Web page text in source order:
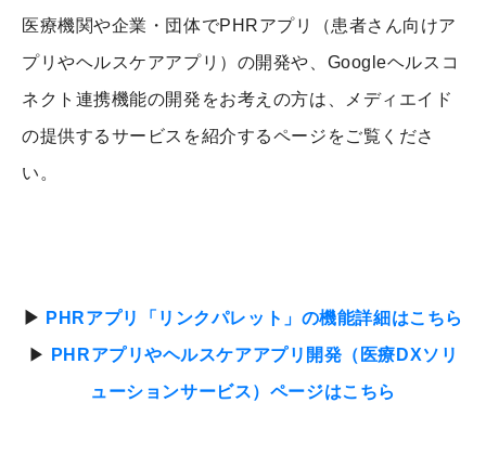
医療機関や企業・団体でPHRアプリ（患者さん向けア
プリやヘルスケアアプリ）の開発や、Googleヘルスコ
ネクト連携機能の開発をお考えの方は、メディエイド
の提供するサービスを紹介するページをご覧くださ
い。
▶ PHRアプリ「リンクパレット」の機能詳細はこちら
▶
PHRアプリやヘルスケアアプリ開発（医療DXソリ
ューションサービス）ページはこちら